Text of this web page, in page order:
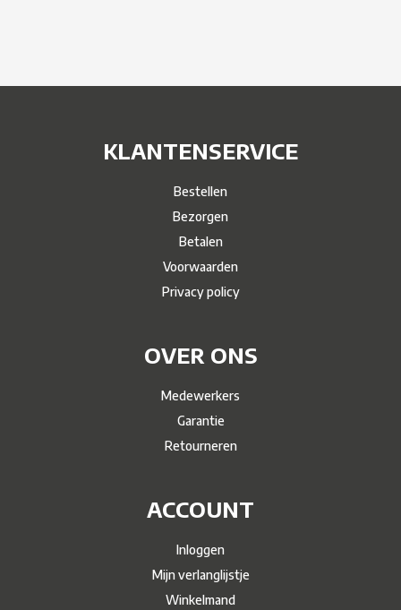
KLANTENSERVICE
Bestellen
Bezorgen
Betalen
Voorwaarden
Privacy policy
OVER ONS
Medewerkers
Garantie
Retourneren
ACCOUNT
Inloggen
Mijn verlanglijstje
Winkelmand